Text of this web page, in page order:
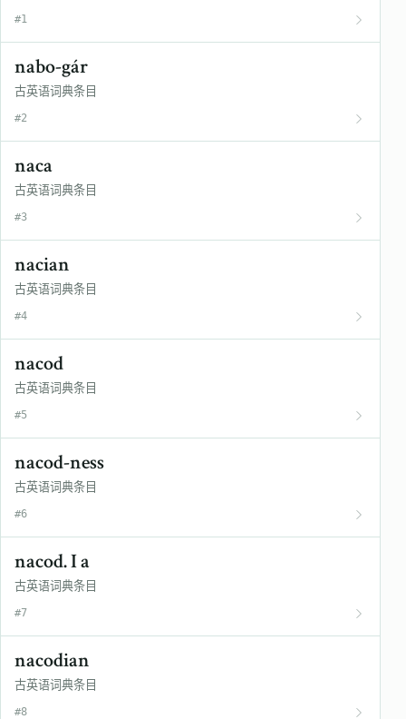
#1
nabo-gár
古英语词典条目
#2
naca
古英语词典条目
#3
nacian
古英语词典条目
#4
nacod
古英语词典条目
#5
nacod-ness
古英语词典条目
#6
nacod. I a
古英语词典条目
#7
nacodian
古英语词典条目
#8